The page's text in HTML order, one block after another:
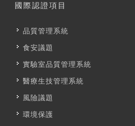
國際認證項目
品質管理系統
食安議題
實驗室品質管理系統
醫療生技管理系統
風險議題
環境保護